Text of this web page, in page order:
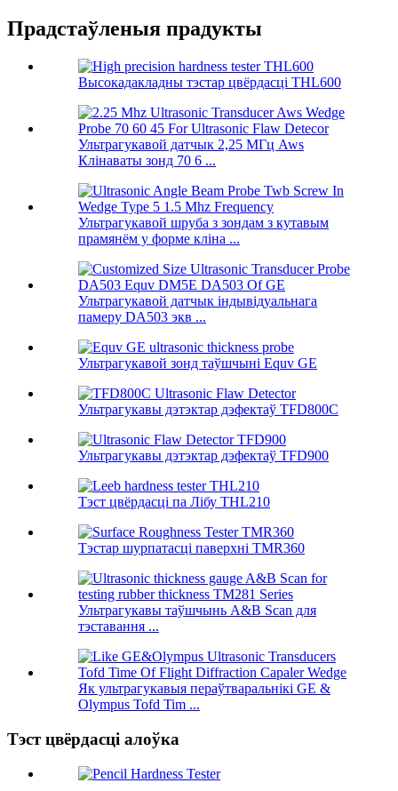
Прадстаўленыя прадукты
Высокадакладны тэстар цвёрдасці THL600
Ультрагукавой датчык 2,25 МГц Aws
Клінаваты зонд 70 6 ...
Ультрагукавой шруба з зондам з кутавым
прамянём у форме кліна ...
Ультрагукавой датчык індывідуальнага
памеру DA503 экв ...
Ультрагукавой зонд таўшчыні Equv GE
Ультрагукавы дэтэктар дэфектаў TFD800C
Ультрагукавы дэтэктар дэфектаў TFD900
Тэст цвёрдасці па Лібу THL210
Тэстар шурпатасці паверхні TMR360
Ультрагукавы таўшчынь A&B Scan для
тэставання ...
Як ультрагукавыя пераўтваральнікі GE &
Olympus Tofd Tim ...
Тэст цвёрдасці алоўка